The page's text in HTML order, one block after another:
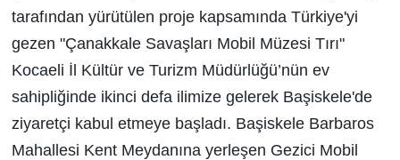
tarafından yürütülen proje kapsamında Türkiye'yi
gezen "Çanakkale Savaşları Mobil Müzesi Tırı"
Kocaeli İl Kültür ve Turizm Müdürlüğü’nün ev
sahipliğinde ikinci defa ilimize gelerek Başiskele'de
ziyaretçi kabul etmeye başladı. Başiskele Barbaros
Mahallesi Kent Meydanına yerleşen Gezici Mobil